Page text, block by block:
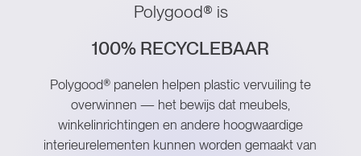
Polygood® is
100% GERECYCLED
100% RECYCLEBAAR
Polygood® panelen helpen plastic vervuiling te
overwinnen — het bewijs dat meubels,
winkelinrichtingen en andere hoogwaardige
interieurelementen kunnen worden gemaakt van